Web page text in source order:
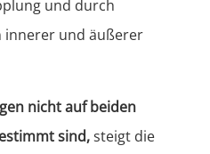
und durch
innerer und äußerer
nicht auf beiden
sind,steigt die